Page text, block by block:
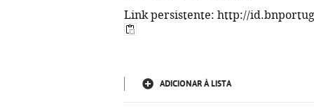
Link persistente: http://
ADICIONAR À LISTA